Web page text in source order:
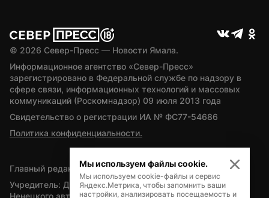
© 2026 Север-Пресс — Новости Ямала.
Информационное агентство «Север-Пресс»
зарегистрировано в Федеральной службе по надзору в
сфере связи, информационных технологий и массовых
коммуникаций (Роскомнадзор) 09 июля 2013 года
Свидетельство о регистрации ИА № ФС77-54686
Политика конфиденциальности.
Главный редактор — А.Л. Поздеев
Учредитель: Департамент внутренней политики Ямало-
Ненецкого автономного округа
Мы используем файлы cookie.
Мы используем cookie-файлы и сервис
Яндекс.Метрика, чтобы запомнить ваши
настройки, анализировать посещаемость и